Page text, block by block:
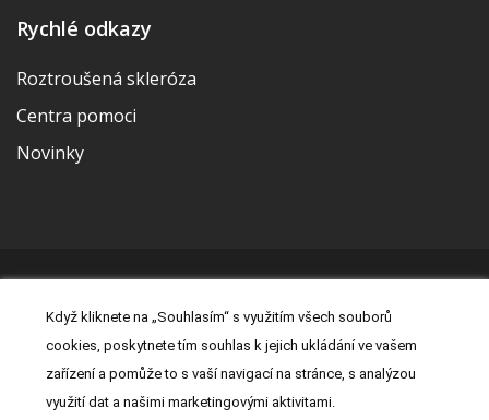
Rychlé odkazy
Roztroušená skleróza
Centra pomoci
Novinky
Právní prohlášení|Prohlášení o cookies|Nastavení cookies
Kontakt|Zásady zpracování osobních údajů
Když kliknete na „Souhlasím“ s využitím všech souborů
cookies, poskytnete tím souhlas k jejich ukládání ve vašem
zařízení a pomůže to s vaší navigací na stránce, s analýzou
využití dat a našimi marketingovými aktivitami.